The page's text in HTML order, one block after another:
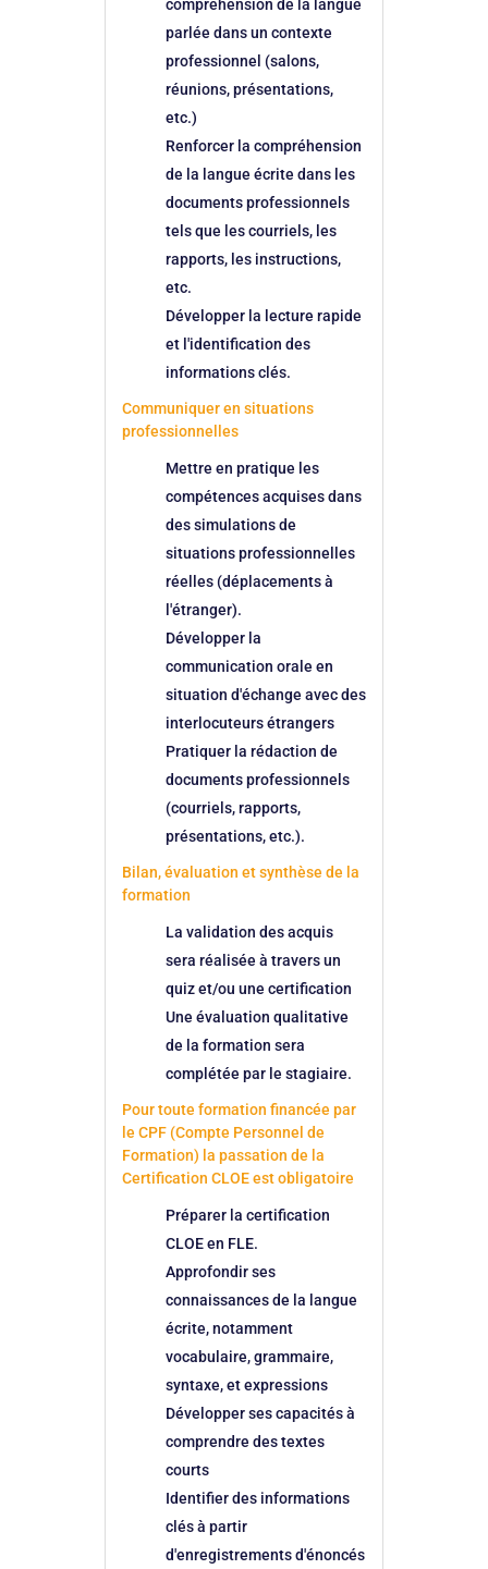
compréhension de la langue
parlée dans un contexte
professionnel (salons,
réunions, présentations,
etc.)
Renforcer la compréhension
de la langue écrite dans les
documents professionnels
tels que les courriels, les
rapports, les instructions,
etc.
Développer la lecture rapide
et l'identification des
informations clés.
Communiquer en situations
professionnelles
Mettre en pratique les
compétences acquises dans
des simulations de
situations professionnelles
réelles (déplacements à
l'étranger).
Développer la
communication orale en
situation d'échange avec des
interlocuteurs étrangers
Pratiquer la rédaction de
documents professionnels
(courriels, rapports,
présentations, etc.).
Bilan, évaluation et synthèse de la
formation
La validation des acquis
sera réalisée à travers un
quiz et/ou une certification
Une évaluation qualitative
de la formation sera
complétée par le stagiaire.
Pour toute formation financée par
le CPF (Compte Personnel de
Formation) la passation de la
Certification CLOE est obligatoire
Préparer la certification
CLOE en FLE.
Approfondir ses
connaissances de la langue
écrite, notamment
vocabulaire, grammaire,
syntaxe, et expressions
Développer ses capacités à
comprendre des textes
courts
Identifier des informations
clés à partir
d'enregistrements d'énoncés